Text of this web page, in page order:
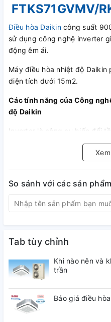
FTKS71GVMV/
Điều hòa Daikincông suất
sử dụng công nghệ inverter
động êm ái.
Máy điều hòa nhiệt độ
diện tích dưới 15m2.
Các tính năng của Công
độ Daikin
Inverter là công cụ biến đổi
dụng cho các thiết bị gia
Máy điều hòa
loại thường có công suất sưởi
thể điều khiển nhiệt độ
máy nén. Kết quả là, điều
năng lượng và thoải mái hơn
Làm lạnh nhanh
ngay khi khởi động làm cho
nhanh.
So sánh với các sản
Tab tùy chỉnh
Khi nào nên và
trần
Báo giá điều